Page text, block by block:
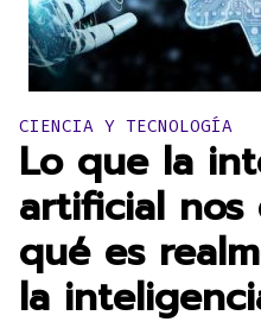
Publicado en:
CIENCIA Y TECNOLOGÍA
Lo que la
artificial nos
qué es
la